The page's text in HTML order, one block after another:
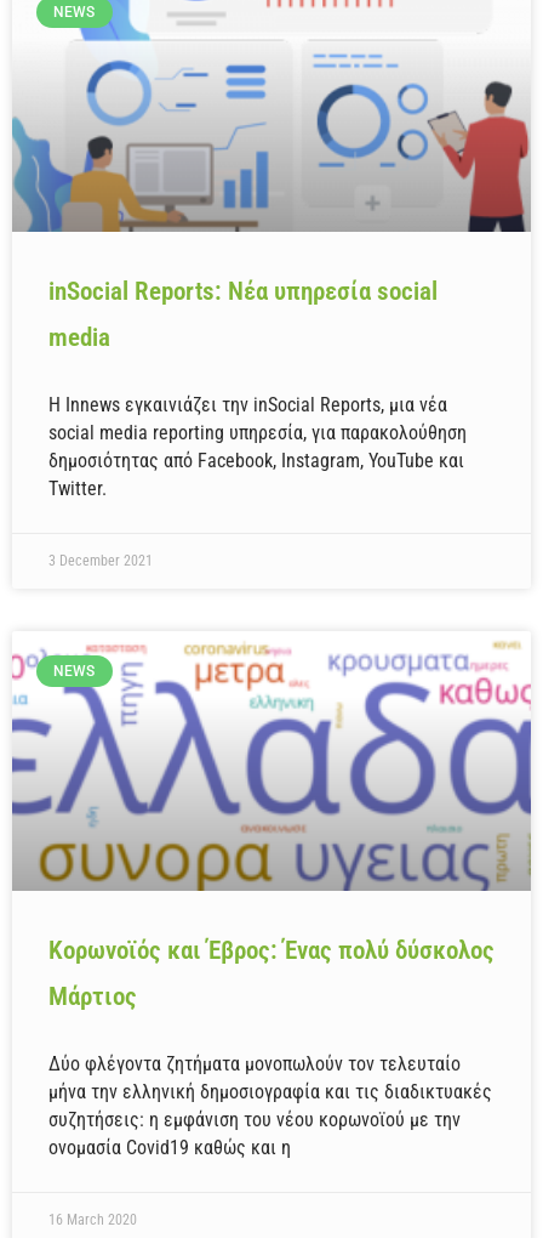
NEWS
inSocial Reports: Νέα υπηρεσία social
media
Η Innews εγκαινιάζει την inSocial Reports, μια νέα
social media reporting υπηρεσία, για παρακολούθηση
δημοσιότητας από Facebook, Instagram, YouTube και
Twitter.
3 December 2021
NEWS
Κορωνοϊός και Έβρος: Ένας πολύ δύσκολος
Μάρτιος
Δύο φλέγοντα ζητήματα μονοπωλούν τον τελευταίο
μήνα την ελληνική δημοσιογραφία και τις διαδικτυακές
συζητήσεις: η εμφάνιση του νέου κορωνοϊού με την
ονομασία Covid19 καθώς και η
16 March 2020